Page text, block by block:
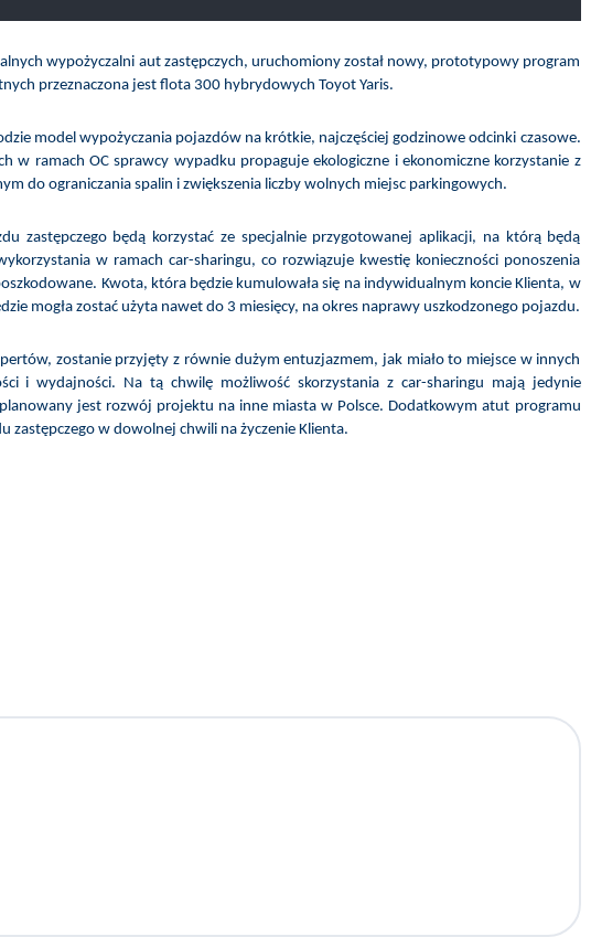
wypożyczalni aut zastępczych, uruchomiony został nowy, prototypowy program
przeznaczona jest flota 300 hybrydowych Toyot Yaris.
model wypożyczania pojazdów na krótkie, najczęściej godzinowe odcinki czasowe.
w ramach OC sprawcy wypadku propaguje ekologiczne i ekonomiczne korzystanie z
do ograniczania spalin i zwiększenia liczby wolnych miejsc parkingowych.
zastępczego będą korzystać ze specjalnie przygotowanej aplikacji, na którą będą
w ramach car-sharingu, co rozwiązuje kwestię konieczności ponoszenia
Kwota, która będzie kumulowała się na indywidualnym koncie Klienta, w
mogła zostać użyta nawet do 3 miesięcy, na okres naprawy uszkodzonego pojazdu.
zostanie przyjęty z równie dużym entuzjazmem, jak miało to miejsce w innych
i wydajności. Na tą chwilę możliwość skorzystania z car-sharingu mają jedynie
jest rozwój projektu na inne miasta w Polsce. Dodatkowym atut programu
w dowolnej chwili na życzenie Klienta.